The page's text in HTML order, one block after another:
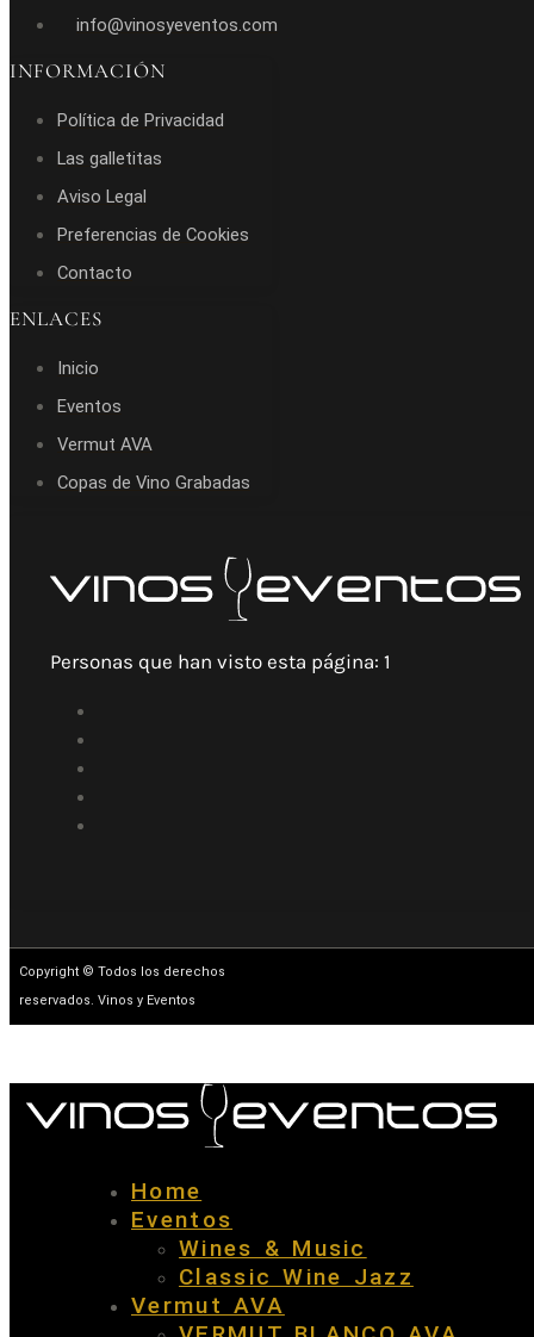
info@vinosyeventos.com
INFORMACIÓN
Política de Privacidad
Las galletitas
Aviso Legal
Preferencias de Cookies
Contacto
ENLACES
Inicio
Eventos
Vermut AVA
Copas de Vino Grabadas
Personas que han visto esta página: 1
Copyright © Todos los derechos
reservados. Vinos y Eventos
Home
Eventos
Wines & Music
Classic Wine Jazz
Vermut AVA